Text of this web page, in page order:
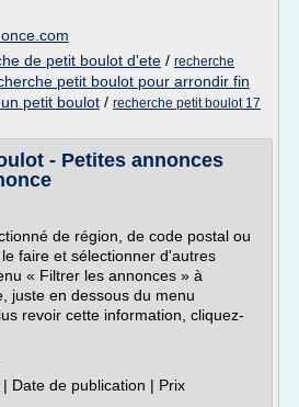
de petit boulot d'ete / recherche
petit boulot pour arrondir fin
petit boulot / recherche petit boulot 17
- Petites annonces
de région, de code postal ou
faire et sélectionner d'autres
« Filtrer les annonces » à
juste en dessous du menu
revoir cette information, cliquez-
Date de publication | Prix